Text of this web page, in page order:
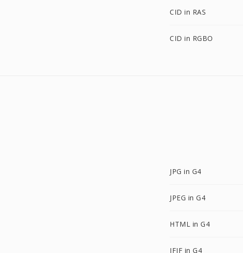
CID in RAS
CID in RGBO
JPG in G4
JPEG in G4
HTML in G4
JFIF in G4